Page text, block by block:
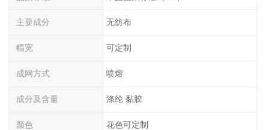
主要成分 无纺布
幅宽 可定制
成网方式 喷熔
成分及含量 涤纶 黏胶
颜色 花色可定制